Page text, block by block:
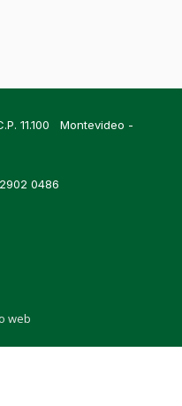
11.100 Montevideo -
0486
web